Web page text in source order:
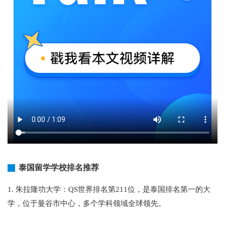
泰国留学学校排名推荐
1. 朱拉隆功大学：QS世界排名第211位，是泰国排名第一的大
学，位于曼谷市中心，多个学科领域全球领先。